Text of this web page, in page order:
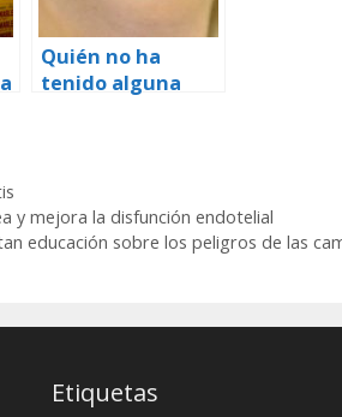
Quién no ha
tenido alguna
y mejora la disfunción endotelial
educación sobre los peligros de las
Etiquetas